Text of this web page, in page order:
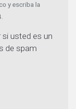
y escriba la
usted es un
de spam